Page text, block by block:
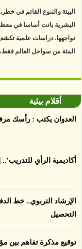
البيئة والتنوع القائم في
البشرية باتت أساسا في معظم
نواجهها. دراسات علمية
المئة من سواحل العالم
اعتمادها على أنها
الأرض غير المعتمدة،
الغطاء عن أي ادعاءات تقول
أقلام بيئية
العدوان يكتب : رأسك
أكاديمية الرأي
الإرشاد التربوي.. خط
التحصيل
توقيع مذكرة تفاهم بين